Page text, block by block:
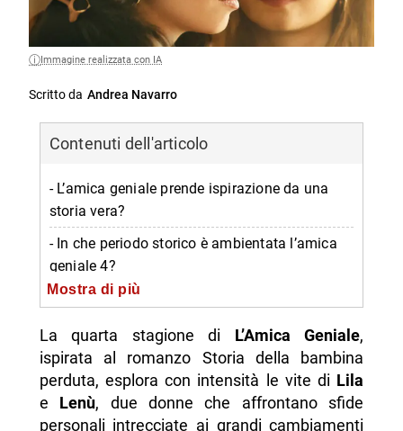
Immagine realizzata con IA
Scritto da Andrea Navarro
Contenuti dell'articolo
- L’amica geniale prende ispirazione da una
storia vera?
- In che periodo storico è ambientata l’amica
geniale 4?
- Quali eventi storici influenzano la quarta
- Come evolvono le vite di Lila e Lenù negli
ultimi episodi?
-- Scopri di più da Napolike.it
Mostra di più
La quarta stagione di L’Amica Geniale,
ispirata al romanzo Storia della bambina
perduta, esplora con intensità le vite di Lila
e Lenù, due donne che affrontano sfide
personali intrecciate ai grandi cambiamenti